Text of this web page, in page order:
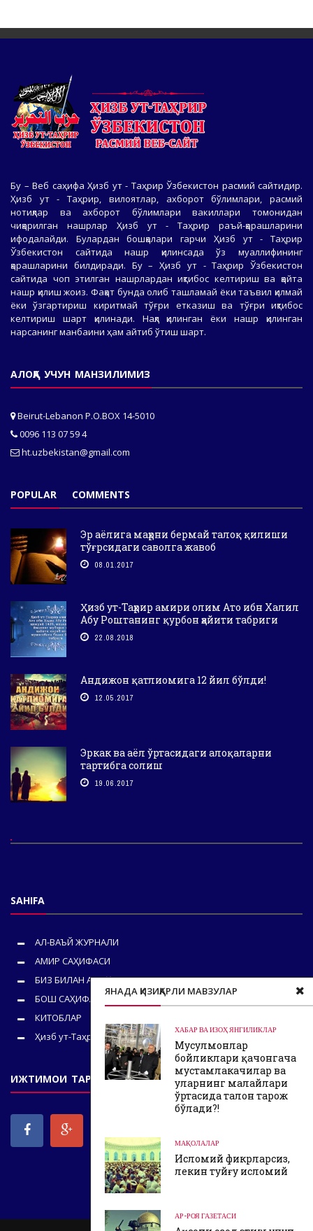
ЯНАДА ҚИЗИҚАРЛИ МАВЗУЛАР
ХАБАР ВА ИЗОҲЯНГИЛИКЛАР
Мусулмонлар
бойликлари қачонгача
мустамлакачилар ва
уларнинг малайлари
ўртасида талон тарож
бўлади?!
МАҚОЛАЛАР
Исломий фикрларсиз,
лекин туйғу исломий
АР-РОЯ ГАЗЕТАСИ
Бу – Веб саҳифа Ҳизб ут - Таҳрир Ўзбекистон расмий сайтидир.
Ҳизб ут - Таҳрир, вилоятлар, ахборот бўлимлари, расмий
нотиқлар ва ахборот бўлимлари вакиллари томонидан
чиқарилган нашрлар Ҳизб ут - Таҳрир раъй-қарашларини
ифодалайди. Булардан бошқалари гарчи Ҳизб ут - Таҳрир
Ўзбекистон сайтида нашр қилинсада ўз муаллифининг
қарашларини билдиради. Бу – Ҳизб ут - Таҳрир Ўзбекистон
сайтида чоп этилган нашрлардан иқтибос келтириш ва қайта
нашр қилиш жоиз. Фақат бунда олиб ташламай ёки таъвил қилмай
ёки ўзгартириш киритмай тўғри етказиш ва тўғри иқтибос
келтириш шарт қилинади. Нақл қилинган ёки нашр қилинган
нарсанинг манбаини ҳам айтиб ўтиш шарт.
АЛОҚА УЧУН МАНЗИЛИМИЗ
Beirut-Lebanon P.O.BOX 14-5010
0096 113 07 59 4
ht.uzbekistan@gmail.com
POPULAR COMMENTS
Эр аёлига маҳрни бермай талоқ қилиши
тўғрсидаги саволга жавоб
08.01.2017
Ҳизб ут-Таҳрир амири олим Ато ибн Халил
Абу Роштанинг қурбон ҳайити табриги
22.08.2018
Андижон қатлиомига 12 йил бўлди!
12.05.2017
Эркак ва аёл ўртасидаги алоқаларни
тартибга солиш
19.06.2017
SAHIFA
АЛ-ВАЪЙ ЖУРНАЛИ
АМИР САҲИФАСИ
БИЗ БИЛАН АЛОҚА
БОШ САҲИФА
КИТОБЛАР
Ҳизб ут-Таҳрир
ИЖТИМОИ ТАРМОҚЛАРИМИЗ